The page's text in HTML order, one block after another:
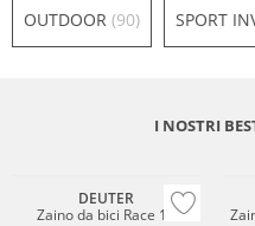
OUTDOOR (90) SPORT
I NOSTRI
DEUTER
Zaino da bici Race 12